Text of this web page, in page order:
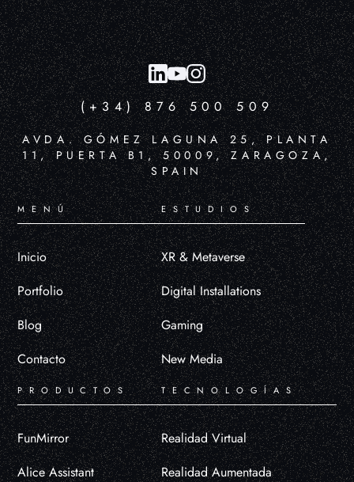
(+34) 876 500 509
AVDA. GÓMEZ LAGUNA 25, PLANTA
11, PUERTA B1, 50009, ZARAGOZA,
SPAIN
MENÚ
Inicio
Portfolio
Blog
Contacto
ESTUDIOS
XR & Metaverse
Digital Installations
Gaming
New Media
PRODUCTOS
FunMirror
Alice Assistant
TECNOLOGÍAS
Realidad Virtual
Realidad Aumentada